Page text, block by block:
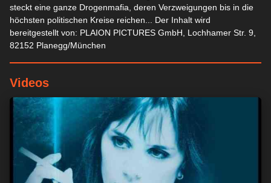
steckt eine ganze Drogenmafia, deren Verzweigungen bis in die
höchsten politischen Kreise reichen... Der Inhalt wird
bereitgestellt von: PLAION PICTURES GmbH, Lochhamer Str. 9,
82152 Planegg/München
Videos